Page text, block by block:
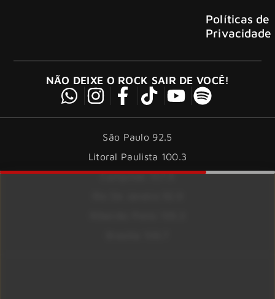
Políticas de
Privacidade
NÃO DEIXE O ROCK SAIR DE VOCÊ!
São Paulo 92.5
Litoral Paulista 100.3
Campinas 107.9